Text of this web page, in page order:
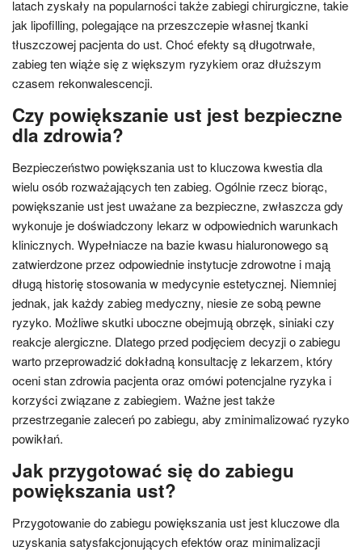
latach zyskały na popularności także zabiegi chirurgiczne, takie
jak lipofilling, polegające na przeszczepie własnej tkanki
tłuszczowej pacjenta do ust. Choć efekty są długotrwałe,
zabieg ten wiąże się z większym ryzykiem oraz dłuższym
czasem rekonwalescencji.
Czy powiększanie ust jest bezpieczne
dla zdrowia?
Bezpieczeństwo powiększania ust to kluczowa kwestia dla
wielu osób rozważających ten zabieg. Ogólnie rzecz biorąc,
powiększanie ust jest uważane za bezpieczne, zwłaszcza gdy
wykonuje je doświadczony lekarz w odpowiednich warunkach
klinicznych. Wypełniacze na bazie kwasu hialuronowego są
zatwierdzone przez odpowiednie instytucje zdrowotne i mają
długą historię stosowania w medycynie estetycznej. Niemniej
jednak, jak każdy zabieg medyczny, niesie ze sobą pewne
ryzyko. Możliwe skutki uboczne obejmują obrzęk, siniaki czy
reakcje alergiczne. Dlatego przed podjęciem decyzji o zabiegu
warto przeprowadzić dokładną konsultację z lekarzem, który
oceni stan zdrowia pacjenta oraz omówi potencjalne ryzyka i
korzyści związane z zabiegiem. Ważne jest także
przestrzeganie zaleceń po zabiegu, aby zminimalizować ryzyko
powikłań.
Jak przygotować się do zabiegu
powiększania ust?
Przygotowanie do zabiegu powiększania ust jest kluczowe dla
uzyskania satysfakcjonujących efektów oraz minimalizacji